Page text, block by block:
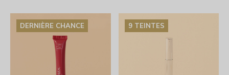
DERNIÈRE CHANCE 9 TEINTES